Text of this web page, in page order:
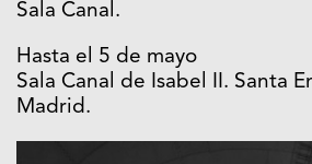
Sala Canal.
Hasta el 5 de mayo
Sala Canal de Isabel II. Santa
Madrid.